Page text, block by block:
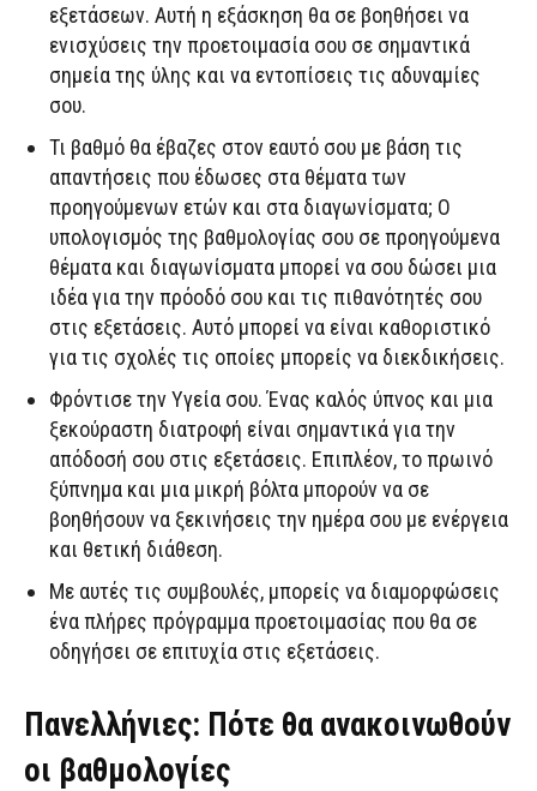
εξετάσεων. Αυτή η εξάσκηση θα σε βοηθήσει να
ενισχύσεις την προετοιμασία σου σε σημαντικά
σημεία της ύλης και να εντοπίσεις τις αδυναμίες
σου.
Τι βαθμό θα έβαζες στον εαυτό σου με βάση τις
απαντήσεις που έδωσες στα θέματα των
προηγούμενων ετών και στα διαγωνίσματα; Ο
υπολογισμός της βαθμολογίας σου σε προηγούμενα
θέματα και διαγωνίσματα μπορεί να σου δώσει μια
ιδέα για την πρόοδό σου και τις πιθανότητές σου
στις εξετάσεις. Αυτό μπορεί να είναι καθοριστικό
για τις σχολές τις οποίες μπορείς να διεκδικήσεις.
Φρόντισε την Υγεία σου. Ένας καλός ύπνος και μια
ξεκούραστη διατροφή είναι σημαντικά για την
απόδοσή σου στις εξετάσεις. Επιπλέον, το πρωινό
ξύπνημα και μια μικρή βόλτα μπορούν να σε
βοηθήσουν να ξεκινήσεις την ημέρα σου με ενέργεια
και θετική διάθεση.
Με αυτές τις συμβουλές, μπορείς να διαμορφώσεις
ένα πλήρες πρόγραμμα προετοιμασίας που θα σε
οδηγήσει σε επιτυχία στις εξετάσεις.
Πανελλήνιες: Πότε θα ανακοινωθούν
οι βαθμολογίες